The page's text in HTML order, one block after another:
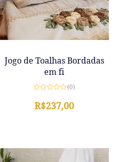
Jogo de Toalhas Bordadas
em fi
0
de
(0)
R$237,00